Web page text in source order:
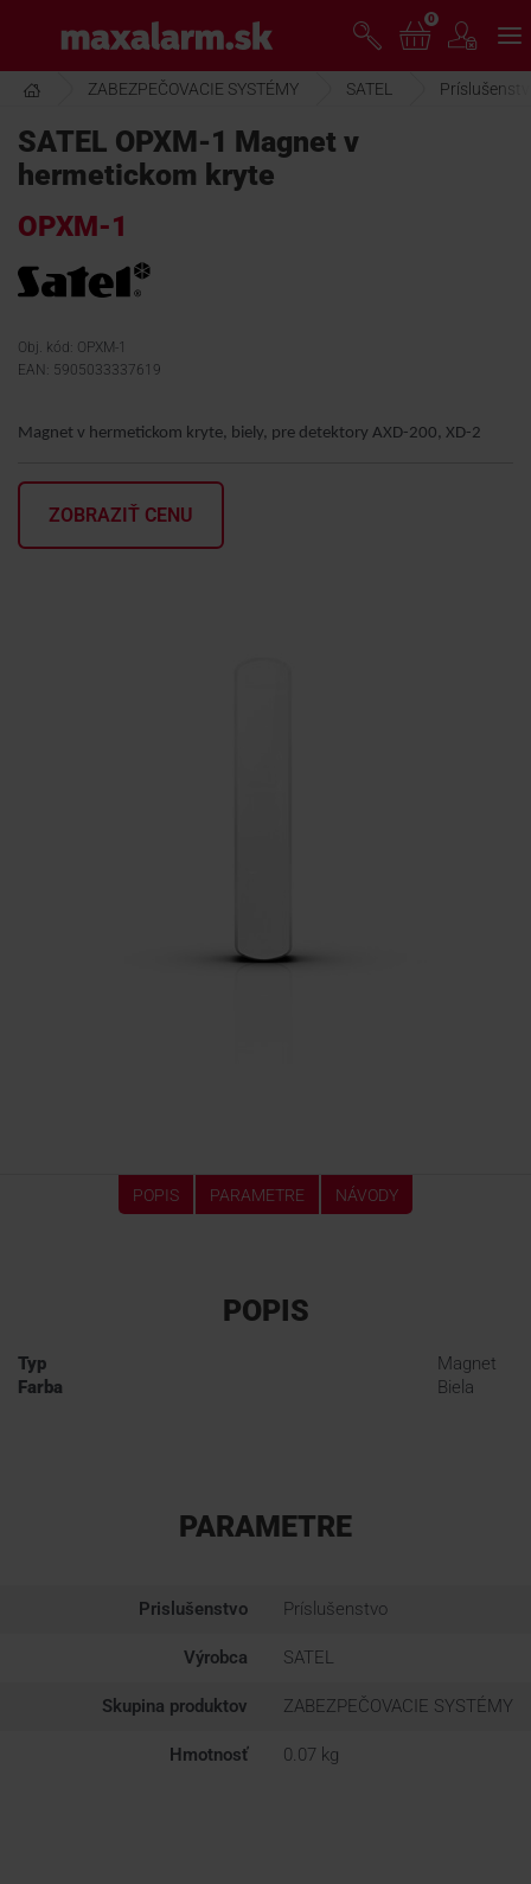
hlavnému
obsahu
www.maxalarm.sk
AKCIA MESIACA
PRODUKTY
SPOLOČNOSŤ
ŠKOLENIE
0
ZABEZPEČOVACIE SYSTÉMY SATEL
SATEL OPXM-1 Magnet v
hermetickom kryte
OPXM-1
Obj. kód: OPXM-1
EAN: 5905033337619
Magnet v hermetickom kryte, biely, pre detektory AXD-200, XD-2
ZOBRAZIŤ CENU
POPIS PARAMETRE NÁVODY
POPIS
Typ
Magnet
Farba
Biela
PARAMETRE
Prislušenstvo Príslušenstvo
Výrobca SATEL
Skupina produktov ZABEZPEČOVACIE SYSTÉMY
Hmotnosť 0.07 kg